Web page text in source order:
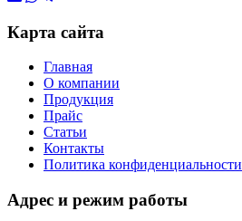
Карта сайта
Главная
О компании
Продукция
Прайс
Статьи
Контакты
Политика конфиденциальности
Адрес и режим работы